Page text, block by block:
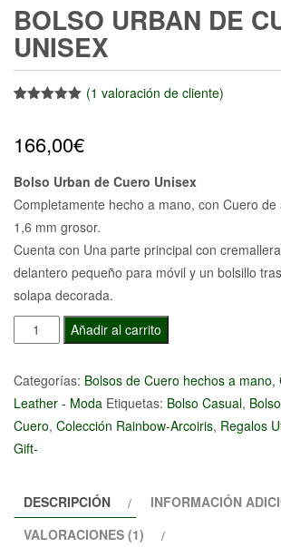
BOLSO URBAN DE
UNISEX
5 en base
a valoración
cliente
(1 valoración de cliente)
166,00€
Bolso Urban de Cuero Unisex
Completamente hecho a mano, con Cuero de
1,6 mm grosor.
Cuenta con Una parte principal con
delantero pequeño para móvil y un bolsillo
solapa decorada.
Bolso
Urban
Cuero
cantidad
Añadir al carrito
Categorías: Bolsos de Cuero hechos a mano,
Leather - Moda Etiquetas: Bolso Casual,
Cuero, Colección Rainbow-Arcoiris, Regalos
Gift-
DESCRIPCIÓN
INFORMACIÓN
VALORACIONES (1)